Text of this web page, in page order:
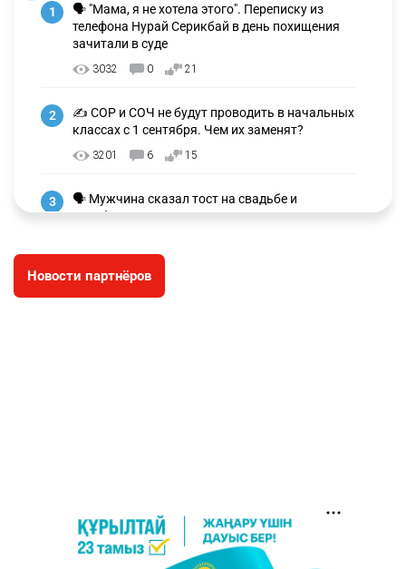
1
🗣 "Мама, я не хотела этого". Переписку из
телефона Нурай Серикбай в день похищения
зачитали в суде
3032 0 21
2
✍️ СОР и СОЧ не будут проводить в начальных
классах с 1 сентября. Чем их заменят?
3201 6 15
3
🗣 Мужчина сказал тост на свадьбе и
заработал уголовное дело
⚠️ Доброе утро, друзья! Предлагаем обзор
главных новостей за 4 августа
2773 2 40
🚗 Казахстанцев убедили оформить
Новости партнёров